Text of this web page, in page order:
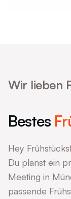
Wir lieben
Bestes
Hey
Du planst ein
Meeting in
passende